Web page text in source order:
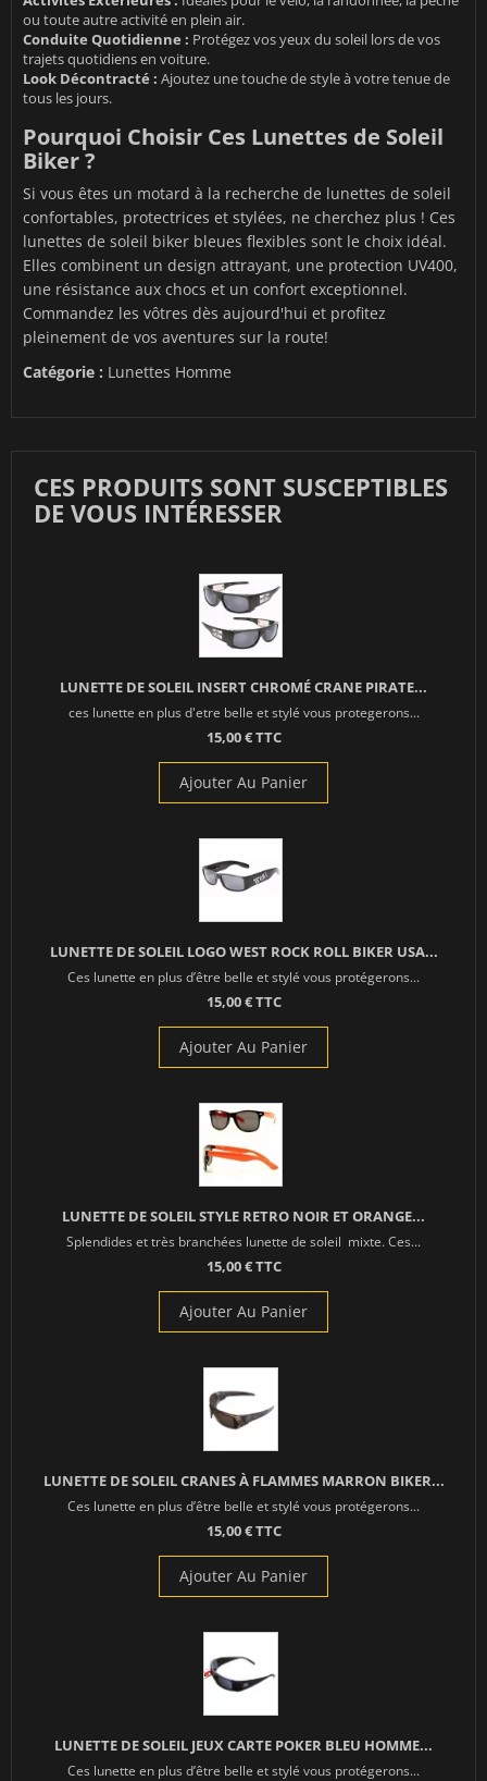
ou toute autre activité en plein air.
Conduite Quotidienne : Protégez vos yeux du soleil lors de vos
trajets quotidiens en voiture.
Look Décontracté : Ajoutez une touche de style à votre tenue de
tous les jours.
Pourquoi Choisir Ces Lunettes de Soleil
Biker ?
Si vous êtes un motard à la recherche de lunettes de soleil
confortables, protectrices et stylées, ne cherchez plus ! Ces
lunettes de soleil biker bleues flexibles sont le choix idéal.
Elles combinent un design attrayant, une protection UV400,
une résistance aux chocs et un confort exceptionnel.
Commandez les vôtres dès aujourd'hui et profitez
pleinement de vos aventures sur la route!
Catégorie : Lunettes Homme
CES PRODUITS SONT SUSCEPTIBLES
DE VOUS INTÉRESSER
LUNETTE DE SOLEIL INSERT CHROMÉ CRANE PIRATE...
ces lunette en plus d'etre belle et stylé vous protegerons...
15,00 € TTC
Ajouter Au Panier
LUNETTE DE SOLEIL LOGO WEST ROCK ROLL BIKER USA...
Ces lunette en plus d’être belle et stylé vous protégerons...
15,00 € TTC
Ajouter Au Panier
LUNETTE DE SOLEIL STYLE RETRO NOIR ET ORANGE...
Splendides et très branchées lunette de soleil mixte. Ces...
15,00 € TTC
Ajouter Au Panier
LUNETTE DE SOLEIL CRANES À FLAMMES MARRON BIKER...
Ces lunette en plus d’être belle et stylé vous protégerons...
15,00 € TTC
Ajouter Au Panier
LUNETTE DE SOLEIL JEUX CARTE POKER BLEU HOMME...
Ces lunette en plus d’être belle et stylé vous protégerons...